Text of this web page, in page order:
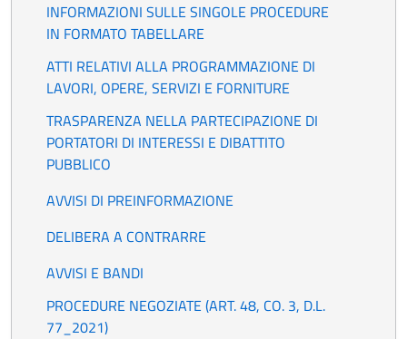
INFORMAZIONI SULLE SINGOLE PROCEDURE
IN FORMATO TABELLARE
ATTI RELATIVI ALLA PROGRAMMAZIONE DI
LAVORI, OPERE, SERVIZI E FORNITURE
TRASPARENZA NELLA PARTECIPAZIONE DI
PORTATORI DI INTERESSI E DIBATTITO
PUBBLICO
AVVISI DI PREINFORMAZIONE
DELIBERA A CONTRARRE
AVVISI E BANDI
PROCEDURE NEGOZIATE (ART. 48, CO. 3, D.L.
77_2021)